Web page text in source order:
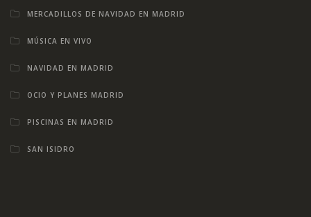
MERCADILLOS DE NAVIDAD EN MADRID
MÚSICA EN VIVO
NAVIDAD EN MADRID
OCIO Y PLANES MADRID
PISCINAS EN MADRID
SAN ISIDRO